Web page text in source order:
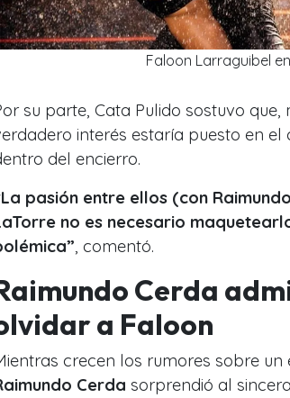
Faloon Larraguibel
su parte, Cata Pulido sostuvo
interés estaría puesto en
del encierro.
pasión entre ellos (con
no es necesario
, comentó.
Cerda
a Faloon
crecen los rumores sobre
Cerda sorprendió al